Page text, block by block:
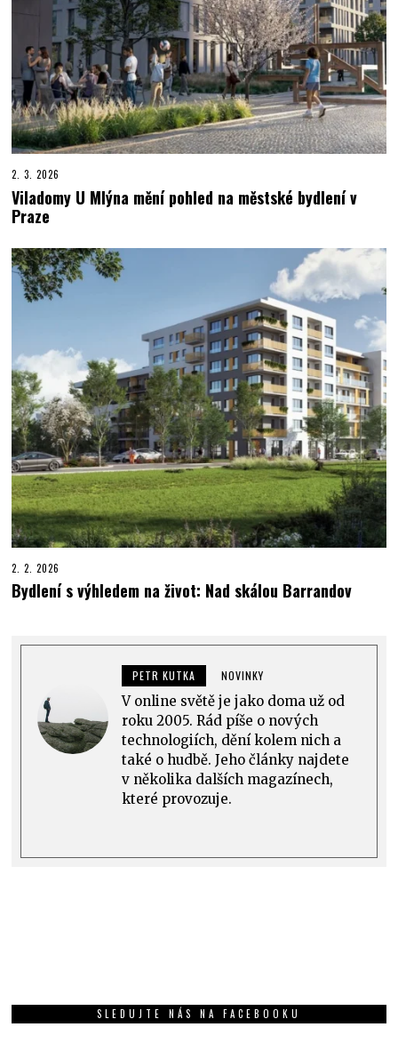
2. 3. 2026
Viladomy U Mlýna mění pohled na městské bydlení v
Praze
2. 2. 2026
Bydlení s výhledem na život: Nad skálou Barrandov
PETR KUTKA NOVINKY
V online světě je jako doma už od
roku 2005. Rád píše o nových
technologiích, dění kolem nich a
také o hudbě. Jeho články najdete
v několika dalších magazínech,
které provozuje.
SLEDUJTE NÁS NA FACEBOOKU